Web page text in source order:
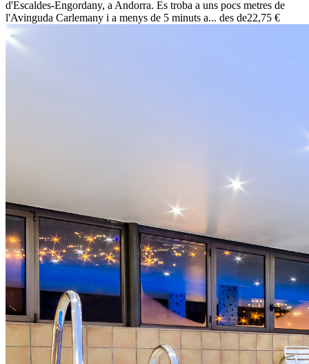
d'Escaldes-Engordany, a Andorra. Es troba a uns pocs metres de
l'Avinguda Carlemany i a menys de 5 minuts a... des de22,75 €